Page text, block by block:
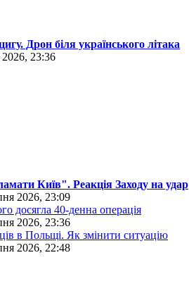
Дрон біля українського літака
23:36
Київ". Реакція Заходу на удар
2026, 23:09
досягла 40-денна операція
2026, 23:36
в Польщі. Як змінити ситуацію
2026, 22:48